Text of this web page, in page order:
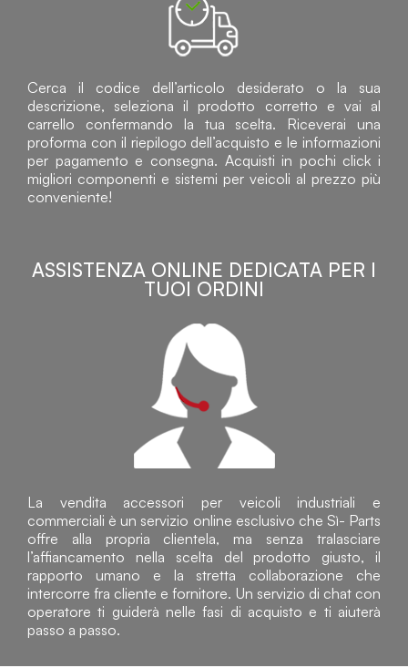
Cerca il codice dell’articolo desiderato o la sua
descrizione, seleziona il prodotto corretto e vai al
carrello confermando la tua scelta. Riceverai una
proforma con il riepilogo dell’acquisto e le informazioni
per pagamento e consegna. Acquisti in pochi click i
migliori componenti e sistemi per veicoli al prezzo più
conveniente!
ASSISTENZA ONLINE DEDICATA PER I
TUOI ORDINI
La vendita accessori per veicoli industriali e
commerciali è un servizio online esclusivo che Sì- Parts
offre alla propria clientela, ma senza tralasciare
l’affiancamento nella scelta del prodotto giusto, il
rapporto umano e la stretta collaborazione che
intercorre fra cliente e fornitore. Un servizio di chat con
operatore ti guiderà nelle fasi di acquisto e ti aiuterà
passo a passo.